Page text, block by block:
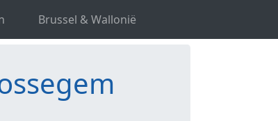
Brussel & Wallonië